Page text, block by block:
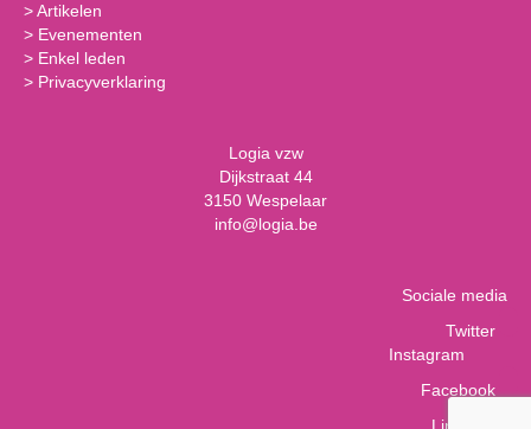
>Artikelen
> Evenementen
> Enkel leden
> Privacyverklaring
Logia vzw
Dijkstraat 44
3150 Wespelaar
info@logia.be
Sociale media
Twitter
Instagram
Facebook